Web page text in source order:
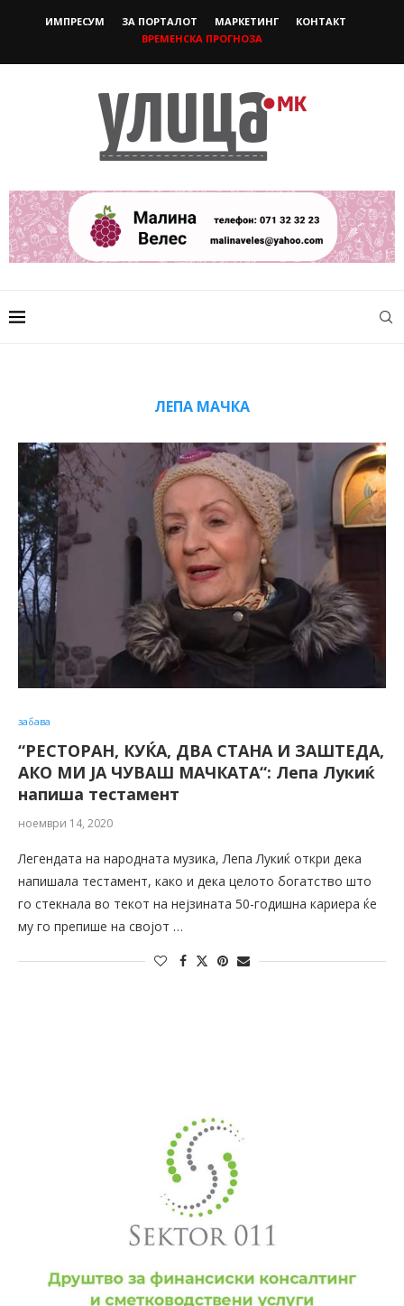
ИМПРЕСУМ ЗА ПОРТАЛОТ МАРКЕТИНГ
КОНТАКТ
ВРЕМЕНСКА ПРОГНОЗА
ЛЕПА МАЧКА
забава
“РЕСТОРАН, КУЌА, ДВА СТАНА И ЗАШТЕДА,
АКО МИ ЈА ЧУВАШ МАЧКАТА“: Лепа Лукиќ
напиша тестамент
ноември 14, 2020
Легендата на народната музика, Лепа Лукиќ откри дека
напишала тестамент, како и дека целото богатство што
го стекнала во текот на нејзината 50-годишна кариера ќе
му го препише на својот …